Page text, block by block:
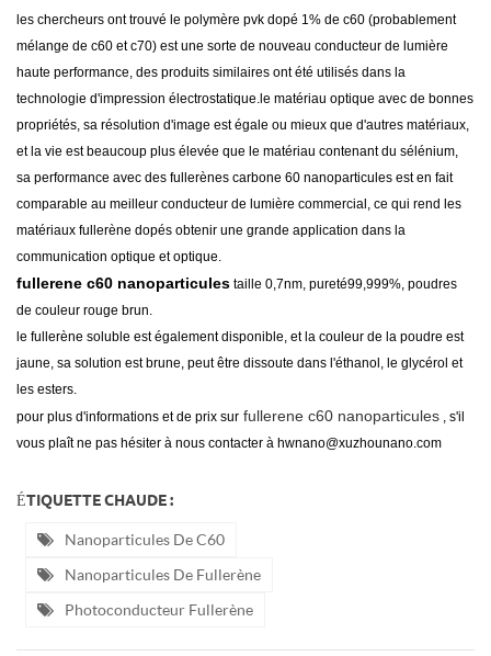
les chercheurs ont trouvé le polymère pvk dopé 1% de c60 (probablement
mélange de c60 et c70) est une sorte de nouveau conducteur de lumière
haute performance, des produits similaires ont été utilisés dans la
technologie d'impression électrostatique.le matériau optique avec de bonnes
propriétés, sa résolution d'image est égale ou mieux que d'autres matériaux,
et la vie est beaucoup plus élevée que le matériau contenant du sélénium,
sa performance avec des fullerènes carbone 60 nanoparticules est en fait
comparable au meilleur conducteur de lumière commercial, ce qui rend les
matériaux fullerène dopés obtenir une grande application dans la
communication optique et optique.
fullerene c60 nanoparticules taille 0,7nm, pureté99,999%, poudres
de couleur rouge brun.
le fullerène soluble est également disponible, et la couleur de la poudre est
jaune, sa solution est brune, peut être dissoute dans l'éthanol, le glycérol et
les esters.
pour plus d'informations et de prix sur fullerene c60 nanoparticules , s'il
vous plaît ne pas hésiter à nous contacter à hwnano@xuzhounano.com
ÉTIQUETTE CHAUDE :
Nanoparticules De C60
Nanoparticules De Fullerène
Photoconducteur Fullerène